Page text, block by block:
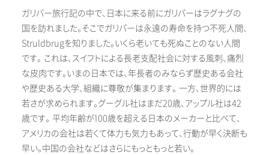
ガリバー旅行記の中で、日本に来る前にガリバーはラグナグの
国を訪れました。そこでガリバーは永遠の寿命を持つ不死人間、
Struldbrugを知りました。いくら老いても死ぬことのない人間
です。 これは、スイフトによる長老支配社会に対する風刺、痛烈
な皮肉です。いまの日本では、年長者のみならず歴史ある会社
や歴史ある大学、組織に尊敬が集まります。 一方、世界的には
若さが求められます。グーグル社はまだ20歳、アップル社は42
歳です。 平均年齢が100歳を超える日本のメーカーと比べて、
アメリカの会社は若くて体力も気力もあって、行動が早く決断も
早い。中国の会社などはさらにもっともっと若い。